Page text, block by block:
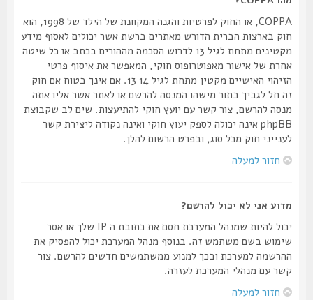
COPPA, או החוק לפרטיות והגנה המקוונת של הילד של 1998, הוא
חוק בארצות הברית הדורש מאתרים ברשת אשר יכולים לאסוף מידע
מקטינים מתחת לגיל 13 לדרוש הסכמה מההורים בכתב או כל שיטה
אחרת של אישור מאפוטרופוס חוקי, המאפשר את איסוף פרטי
הזיהוי האישיים מקטין מתחת לגיל 14 13. אם אינך בטוח אם חוק
זה חל לגביך בתור מישהו המנסה להרשם או לאתר אשר אליו אתה
מנסה להרשם, צור קשר עם יועץ חוקי להתיעצות. שים לב שקבוצת
phpBB אינה יכולה לספק יעוץ חוקי ואינה נקודה ליצירת קשר
לענייני חוק מכל סוג, ובפרט הרשום להלן.
חזור למעלה
מדוע אני לא יכול להרשם?
יכול להיות שמנהל המערכת חסם את כתובת ה IP שלך או אסר
שימוש בשם משתמש זה. בנוסף מנהל המערכת יכול להפסיק את
ההרשמה למערכת ובכך למנוע ממשתמשים חדשים להרשם. צור
קשר עם מנהלי המערכת לעזרה.
חזור למעלה